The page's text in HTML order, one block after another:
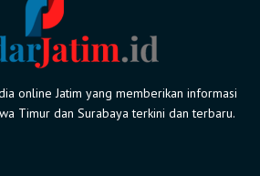
online Jatim yang memberikan informasi
Timur dan Surabaya terkini dan terbaru.